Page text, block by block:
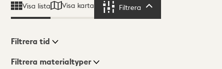
Visa lista Visa karta Filtrera
Visningsläge
Filtrera tid
Filtrera materialtyper